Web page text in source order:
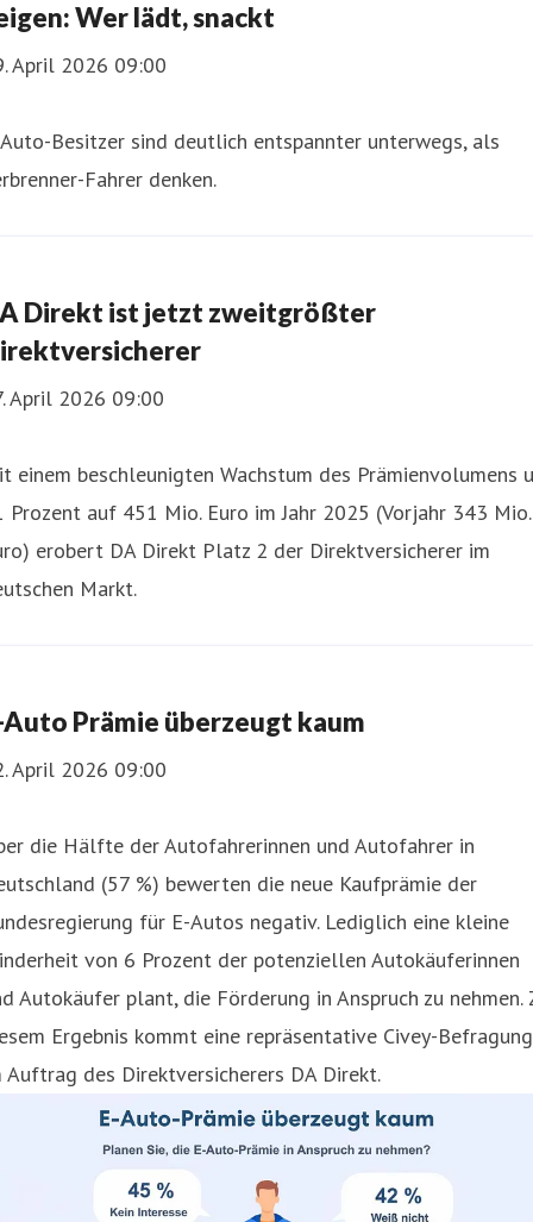
Wer lädt, snackt
April 2026 09:00
Besitzer sind deutlich entspannter unterwegs, als
Fahrer denken.
Direkt ist jetzt zweitgrößter
April 2026 09:00
einem beschleunigten Wachstum des Prämienvolumens
Prozent auf 451 Mio. Euro im Jahr 2025 (Vorjahr 343 Mio.
erobert DA Direkt Platz 2 der Direktversicherer im
Markt.
Auto Prämie überzeugt kaum
April 2026 09:00
die Hälfte der Autofahrerinnen und Autofahrer in
(57 %) bewerten die neue Kaufprämie der
für E-Autos negativ. Lediglich eine kleine
von 6 Prozent der potenziellen Autokäuferinnen
Autokäufer plant, die Förderung in Anspruch zu nehmen.
Ergebnis kommt eine repräsentative Civey-Befragung
Auftrag des Direktversicherers DA Direkt.